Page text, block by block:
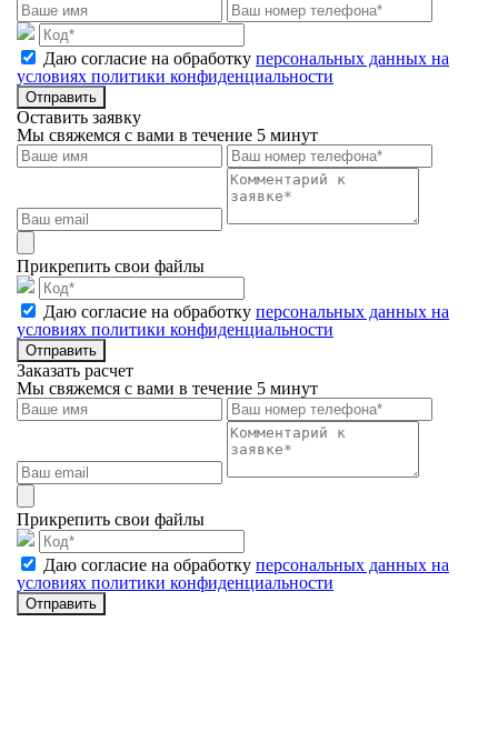
Даю согласие на обработку персональных данных на
условиях политики конфиденциальности
Отправить
Оставить заявку
Мы свяжемся с вами в течение 5 минут
Прикрепить свои файлы
Даю согласие на обработку персональных данных на
условиях политики конфиденциальности
Отправить
Заказать расчет
Мы свяжемся с вами в течение 5 минут
Прикрепить свои файлы
Даю согласие на обработку персональных данных на
условиях политики конфиденциальности
Отправить